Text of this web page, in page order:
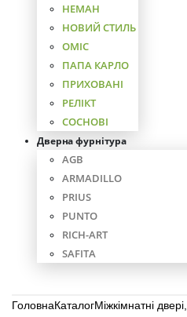
НЕМАН
НОВИЙ СТИЛЬ
ОМІС
ПАПА КАРЛО
ПРИХОВАНІ
РЕЛІКТ
СОСНОВІ
Дверна фурнітура
AGB
ARMADILLO
PRIUS
PUNTO
RICH-ART
SAFITA
ГоловнаКаталогМіжкімнатні двері